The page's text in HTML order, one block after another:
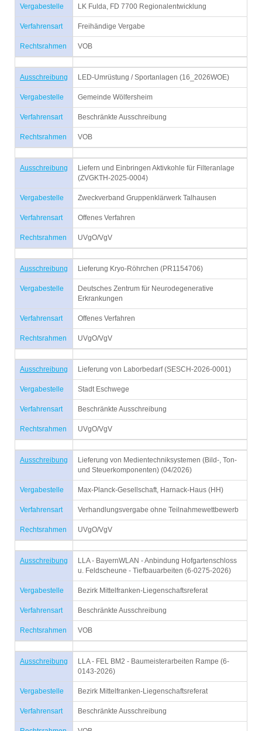
Vergabestelle LK Fulda, FD 7700 Regionalentwicklung
Verfahrensart Freihändige Vergabe
Rechtsrahmen VOB
Ausschreibung LED-Umrüstung / Sportanlagen (16_2026WOE)
Vergabestelle Gemeinde Wölfersheim
Verfahrensart Beschränkte Ausschreibung
Rechtsrahmen VOB
Ausschreibung
Liefern und Einbringen Aktivkohle für Filteranlage
(ZVGKTH-2025-0004)
Vergabestelle Zweckverband Gruppenklärwerk Talhausen
Verfahrensart Offenes Verfahren
Rechtsrahmen UVgO/VgV
Ausschreibung Lieferung Kryo-Röhrchen (PR1154706)
Vergabestelle
Deutsches Zentrum für Neurodegenerative
Erkrankungen
Verfahrensart Offenes Verfahren
Rechtsrahmen UVgO/VgV
Ausschreibung Lieferung von Laborbedarf (SESCH-2026-0001)
Vergabestelle Stadt Eschwege
Verfahrensart Beschränkte Ausschreibung
Rechtsrahmen UVgO/VgV
Ausschreibung
Lieferung von Medientechniksystemen (Bild-, Ton-
und Steuerkomponenten) (04/2026)
Vergabestelle Max-Planck-Gesellschaft, Harnack-Haus (HH)
Verfahrensart Verhandlungsvergabe ohne Teilnahmewettbewerb
Rechtsrahmen UVgO/VgV
Ausschreibung
LLA - BayernWLAN - Anbindung Hofgartenschloss
u. Feldscheune - Tiefbauarbeiten (6-0275-2026)
Vergabestelle Bezirk Mittelfranken-Liegenschaftsreferat
Verfahrensart Beschränkte Ausschreibung
Rechtsrahmen VOB
Ausschreibung
LLA - FEL BM2 - Baumeisterarbeiten Rampe (6-
0143-2026)
Vergabestelle Bezirk Mittelfranken-Liegenschaftsreferat
Verfahrensart Beschränkte Ausschreibung